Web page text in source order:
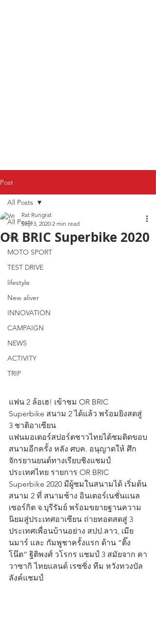
Post
All Posts
ALL
MOTO SPORT
TEST DRIVE
lifestyle
New aliver
INNOVATION
CAMPAIGN
NEWS
ACTIVITY
TRIP
All Posts
OR BRIC Superbike 2020
Rat Rungrat
Sep 3, 2020 2 min read
แฟน 2 ล้อเฮ! เข้าชม OR BRIC
Superbike สนาม 2 ได้แล้ว พร้อมยิงสดสู่
3 ชาติอาเซียน
แฟนมอเตอร์สปอร์ตชาวไทยได้ชมติดขอบ
สนามอีกครั้ง หลัง ศบค. อนุญาตให้ ศึก
จักรยานยนต์ทางเรียบชิงแชมป์
ประเทศไทย รายการ OR BRIC
Superbike 2020 มีผู้ชมในสนามได้ เริ่มต้น
สนาม 2 ที่ สนามช้าง อินเตอร์เนชั่นแนล
เซอร์กิต จ.บุรีรัมย์ พร้อมขยายฐานความ
นิยมสู่ประเทศอาเซียน ถ่ายทอดสดสู่ 3
ประเทศเพื่อนบ้านอย่าง สปป.ลาว, เมีย
นมาร์ และ กัมพูชาครั้งแรก ด้าน “ติ๊ง
โน๊ต” ฐิติพงศ์ วโรกร แชมป์ 3 สมัยจาก คา
วาซากิ ไทยแลนด์ เรซซิ่ง ทีม หวังทวงบัล
ลังค์แชมป์